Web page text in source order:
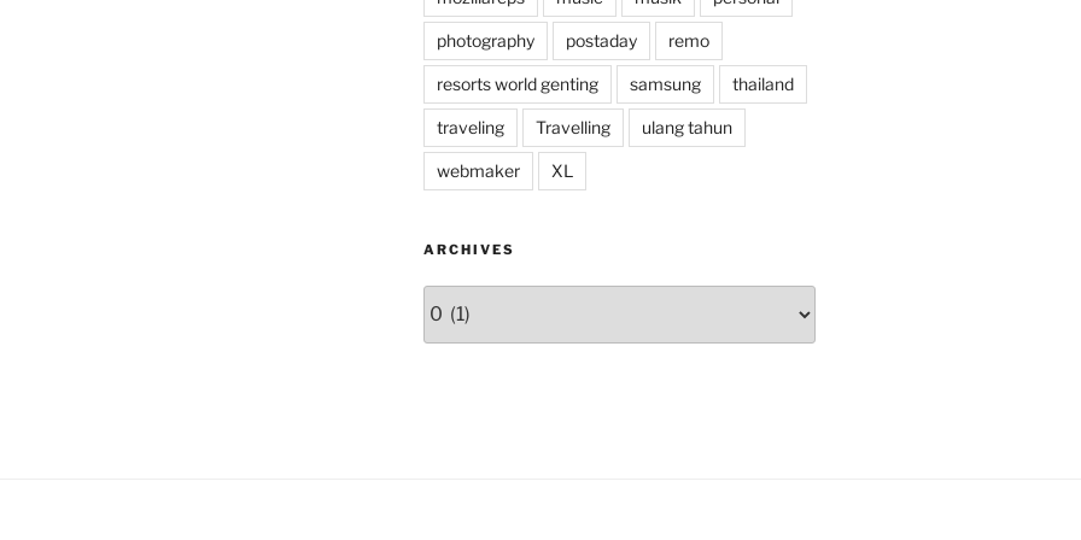
photography postaday remo
resorts world genting samsung thailand
traveling Travelling ulang tahun
webmaker XL
ARCHIVES